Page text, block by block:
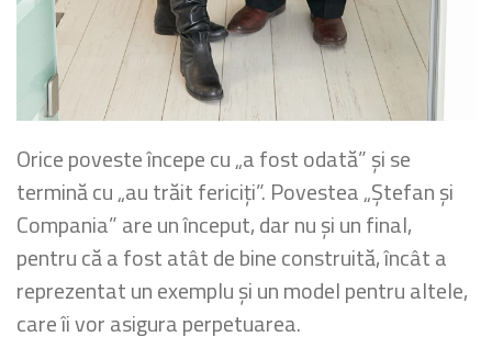
Orice poveste începe cu „a fost odată” și se
termină cu „au trăit fericiți”. Povestea „Ștefan și
Compania” are un început, dar nu și un final,
pentru că a fost atât de bine construită, încât a
reprezentat un exemplu și un model pentru altele,
care îi vor asigura perpetuarea.